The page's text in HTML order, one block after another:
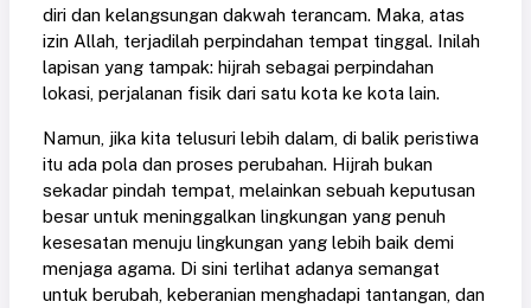
diri dan kelangsungan dakwah terancam. Maka, atas
izin Allah, terjadilah perpindahan tempat tinggal. Inilah
lapisan yang tampak: hijrah sebagai perpindahan
lokasi, perjalanan fisik dari satu kota ke kota lain.
Namun, jika kita telusuri lebih dalam, di balik peristiwa
itu ada pola dan proses perubahan. Hijrah bukan
sekadar pindah tempat, melainkan sebuah keputusan
besar untuk meninggalkan lingkungan yang penuh
kesesatan menuju lingkungan yang lebih baik demi
menjaga agama. Di sini terlihat adanya semangat
untuk berubah, keberanian menghadapi tantangan, dan